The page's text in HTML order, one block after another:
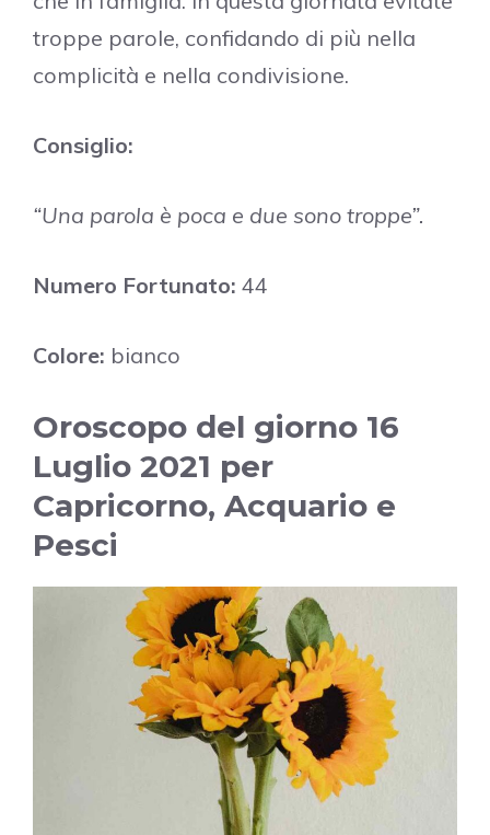
troppe parole, confidando di più nella
complicità e nella condivisione.
Consiglio:
“Una parola è poca e due sono troppe”.
Numero Fortunato: 44
Colore: bianco
Oroscopo del giorno 16
Luglio 2021 per
Capricorno, Acquario e
Pesci